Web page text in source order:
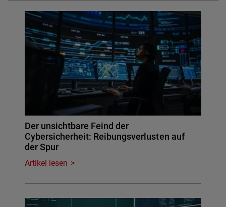
Der unsichtbare Feind der
Cybersicherheit: Reibungsverlusten auf
der Spur
Artikel lesen